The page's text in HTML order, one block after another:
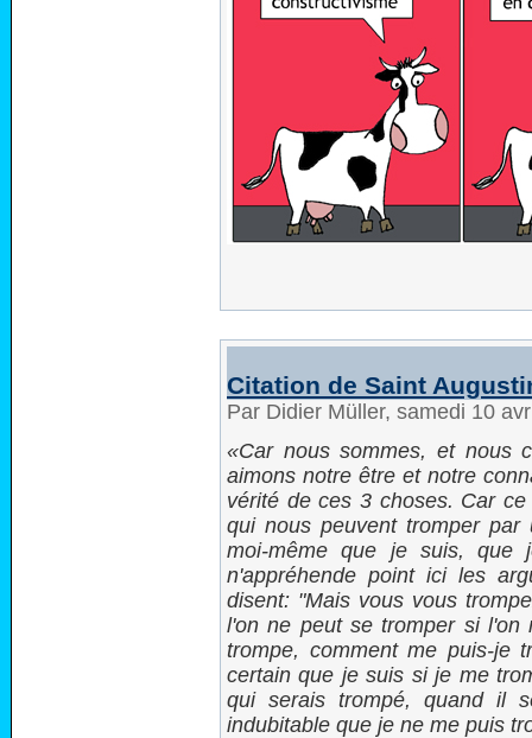
Citation de Saint
Par Didier Müller, samedi 10
Car nous sommes, et nous
aimons notre être et notre
vérité de ces 3 choses. Car
qui nous peuvent tromper
moi-même que je suis, que
n'appréhende point ici les
disent: "Mais vous vous
l'on ne peut se tromper si
trompe, comment me puis-je
certain que je suis si je me
qui serais trompé, quand il
indubitable que je ne me puis